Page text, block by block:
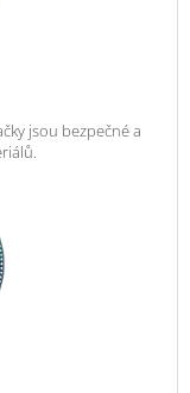
jsou bezpečné a